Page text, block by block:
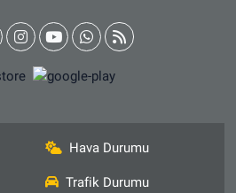
Hava Durumu
Trafik Durumu